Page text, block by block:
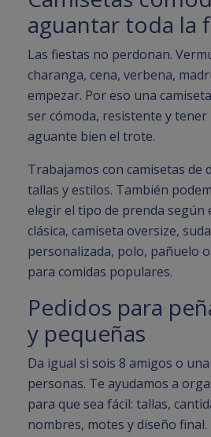
aguantar toda la
Las fiestas no perdonan.
charanga, cena, verbena,
empezar. Por eso una
ser cómoda, resistente y
aguante bien el trote.
Trabajamos con camisetas de
tallas y estilos. También
elegir el tipo de prenda según
clásica, camiseta oversize,
personalizada, polo, pañuelo
para comidas populares.
Pedidos para
y pequeñas
Da igual si sois 8 amigos o
personas. Te ayudamos a
para que sea fácil: tallas,
nombres, motes y diseño final.